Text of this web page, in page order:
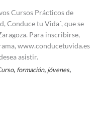
Cursos Prácticos de
Conduce tu Vida´, que se
Para inscribirse,
www.conducetuvida.es
asistir.
, formación, jóvenes,